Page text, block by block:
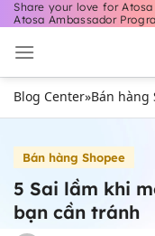
Bỏ
nội
dung
Share your love for
Atosa Ambassador
Blog Center»Bán hàng
Bán hàng Shopee
5 Sai lầm khi
bạn cần tránh